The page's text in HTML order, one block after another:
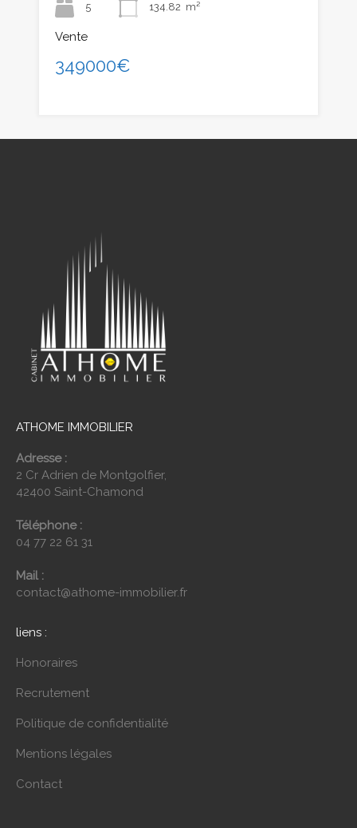
5
134.82 m²
Vente
349000€
ATHOME IMMOBILIER
Adresse :
2 Cr Adrien de Montgolfier,
42400 Saint-Chamond
Téléphone :
04 77 22 61 31
Mail :
contact@athome-immobilier.fr
liens :
Honoraires
Recrutement
Politique de confidentialité
Mentions légales
Contact